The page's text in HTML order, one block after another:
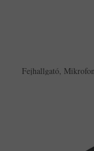
Fejhallgató,